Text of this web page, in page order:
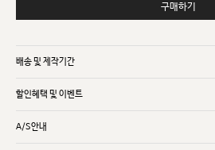
구매하기
배송 및 제작기간
할인혜택 및 이벤트
A/S안내